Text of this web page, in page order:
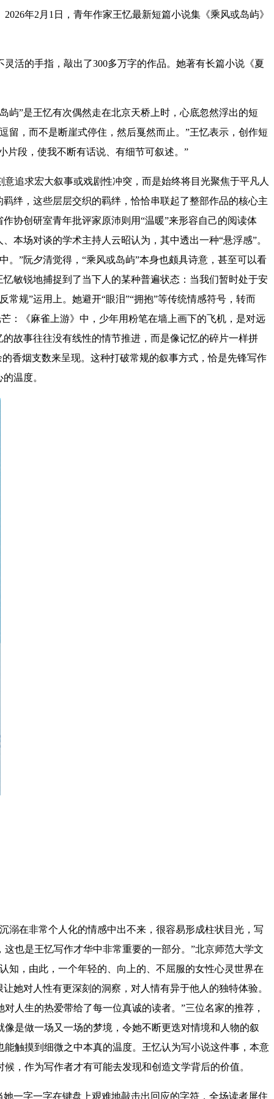
年2月1日，青年作家王忆最新短篇小说集《乘风或岛屿》
的手指，敲出了300多万字的作品。她著有长篇小说《夏
”是王忆有次偶然走在北京天桥上时，心底忽然浮出的短
留，而不是断崖式停住，然后戛然而止。”王忆表示，创作短
片段，使我不断有话说、有细节可叙述。”
求宏大叙事或戏剧性冲突，而是始终将目光聚焦于平凡人
绊，这些层层交织的羁绊，恰恰串联起了整部作品的核心主
协创研室青年批评家原沛则用“温暖”来形容自己的阅读体
本场对谈的学术主持人云昭认为，其中透出一种“悬浮感”。
”阮夕清觉得，“乘风或岛屿”本身也颇具诗意，甚至可以看
敏锐地捕捉到了当下人的某种普遍状态：当我们暂时处于安
规”运用上。她避开“眼泪”“拥抱”等传统情感符号，转而
：《麻雀上游》中，少年用粉笔在墙上画下的飞机，是对远
故事往往没有线性的情节推进，而是像记忆的碎片一样拼
香烟支数来呈现。这种打破常规的叙事方式，恰是先锋写作
温度。
在非常个人化的情感中出不来，很容易形成柱状目光，写
也是王忆写作才华中非常重要的一部分。”北京师范大学文
知，由此，一个年轻的、向上的、不屈服的女性心灵世界在
她对人性有更深刻的洞察，对人情有异于他人的独特体验。
人生的热爱带给了每一位真诚的读者。”三位名家的推荐，
是做一场又一场的梦境，令她不断更迭对情境和人物的叙
触摸到细微之中本真的温度。王忆认为写小说这件事，本意
，作为写作者才有可能去发现和创造文学背后的价值。
字一字在键盘上艰难地敲击出回应的字符，全场读者屏住